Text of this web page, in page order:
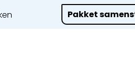
Pakket